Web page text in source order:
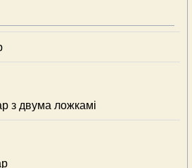
з двума ложкамі